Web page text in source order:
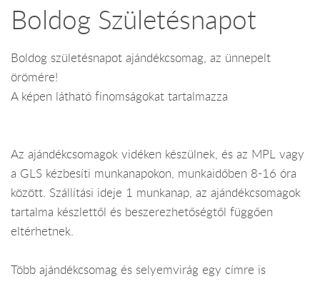
Boldog Születésnapot
Boldog születésnapot ajándékcsomag, az ünnepelt
örömére!
A képen látható finomságokat tartalmazza
Az ajándékcsomagok vidéken készülnek, és az MPL vagy
a GLS kézbesíti munkanapokon, munkaidőben 8-16 óra
között. Szállítási ideje 1 munkanap, az ajándékcsomagok
tartalma készlettől és beszerezhetőségtől függően
eltérhetnek.
Több ajándékcsomag és selyemvirág egy címre is